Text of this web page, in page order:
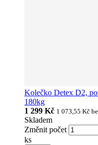
Kolečko Detex D2,
180kg
1 299 Kč 1 073,55 Kč
Skladem
Změnit počet
ks